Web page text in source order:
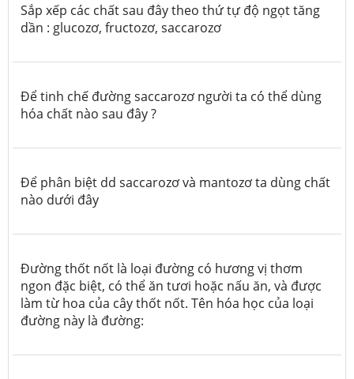
Sắp xếp các chất sau đây theo thứ tự độ ngọt tăng
dần : glucozơ, fructozơ, saccarozơ
Để tinh chế đường saccarozơ người ta có thể dùng
hóa chất nào sau đây ?
Để phân biệt dd saccarozơ và mantozơ ta dùng chất
nào dưới đây
Đường thốt nốt là loại đường có hương vị thơm
ngon đặc biệt, có thể ăn tươi hoặc nấu ăn, và được
làm từ hoa của cây thốt nốt. Tên hóa học của loại
đường này là đường: